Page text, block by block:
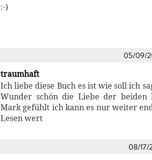
:-)
05/09/
traumhaft
Ich liebe diese Buch es ist wie soll ich
Wunder schön die Liebe der beiden
Mark gefühlt ich kann es nur weiter
Lesen wert
08/17/